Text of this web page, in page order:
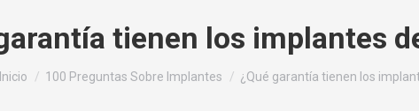
tienen los implantes
Estás aquí:
Inicio 100 Preguntas Sobre Implantes ¿Qué garantía tienen los